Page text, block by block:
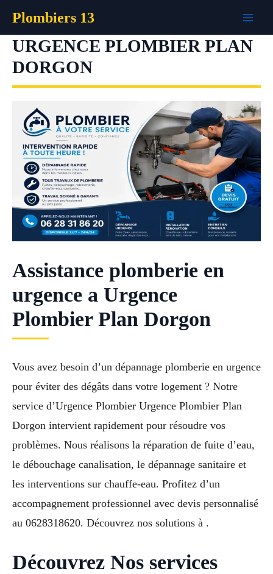
contenu
Plombiers 13
URGENCE PLOMBIER PLAN
DORGON
Assistance plomberie en
urgence a Urgence
Plombier Plan Dorgon
Vous avez besoin d’un dépannage plomberie en urgence
pour éviter des dégâts dans votre logement ? Notre
service d’Urgence Plombier Urgence Plombier Plan
Dorgon intervient rapidement pour résoudre vos
problèmes. Nous réalisons la réparation de fuite d’eau,
le débouchage canalisation, le dépannage sanitaire et
les interventions sur chauffe-eau. Profitez d’un
accompagnement professionnel avec devis personnalisé
au 0628318620. Découvrez nos solutions à .
Découvrez Nos services